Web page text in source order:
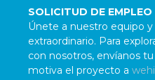
SOLICITUD DE EMPLEO
Únete a nuestro equipo
extraordinario. Para
con nosotros, envíanos
motiva el proyecto a